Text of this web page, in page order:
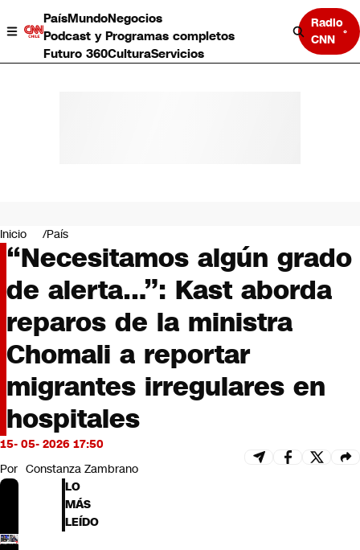
PaísMundoNegocios
Podcast y Programas completos
Futuro 360CulturaServicios
Radio
CNN
Negocios
Deportes
Programas completos
Cultura
Servicios
Bits
CNN Data
CNN tiempo
Futuro 360
Opinión
Inicio País
“Necesitamos algún grado
de alerta…”: Kast aborda
reparos de la ministra
Chomali a reportar
migrantes irregulares en
hospitales
15- 05- 2026 17:50
Por Constanza Zambrano
LO
MÁS
LEÍDO